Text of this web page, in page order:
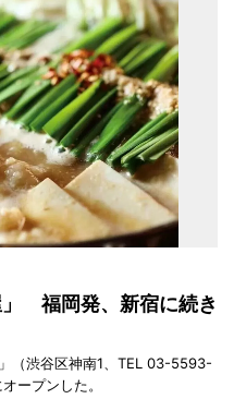
福岡発、新宿に続き
（渋谷区神南1、TEL 03-5593-
ープンした。